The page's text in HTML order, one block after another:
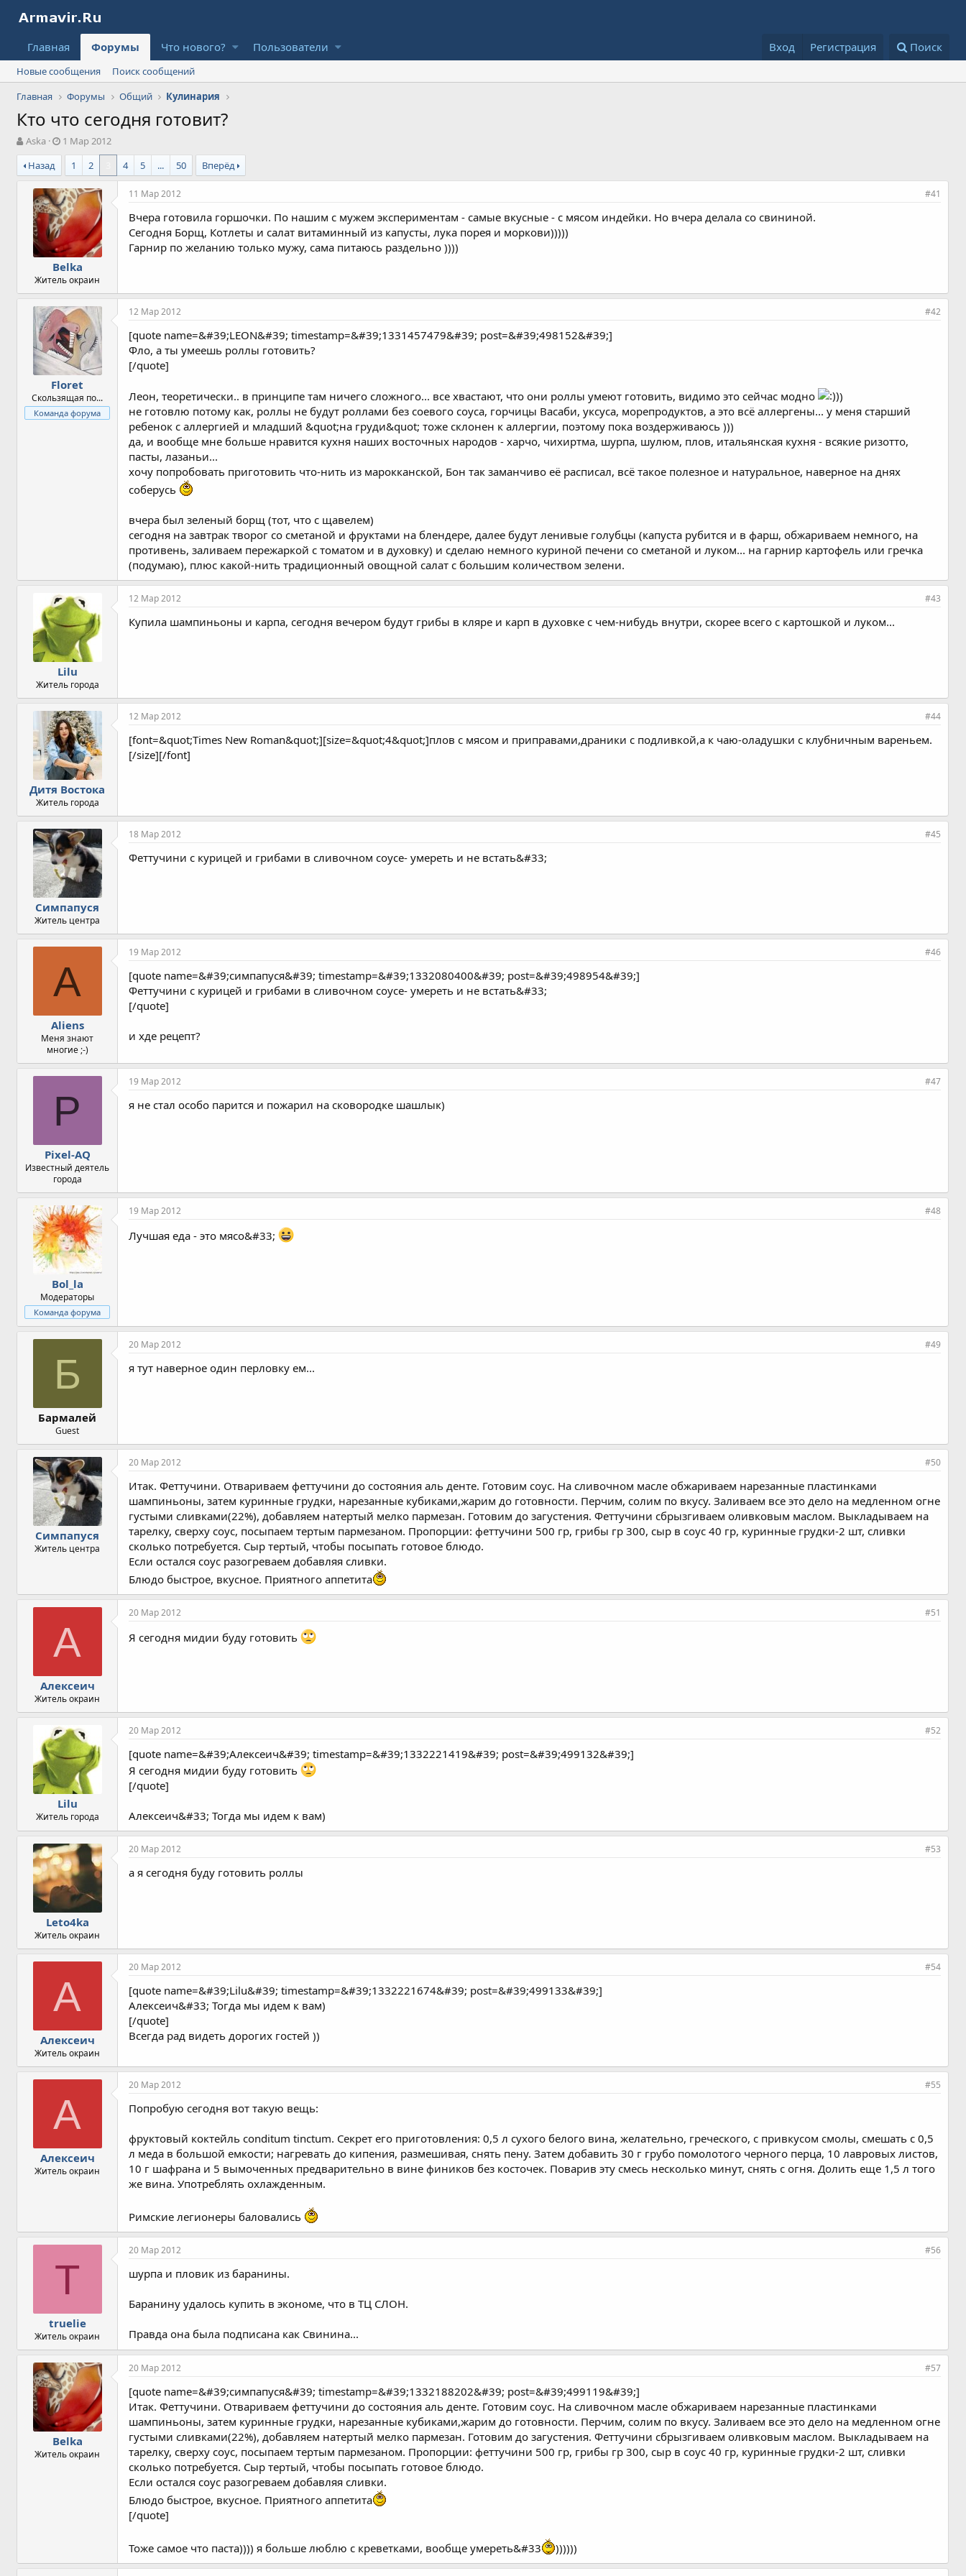
Главная Форумы Что нового? Пользователи Вход Регистрация Поиск
Новые сообщения
Поиск сообщений
Главная
Форумы Общий Кулинария
Кто что сегодня готовит?
А
в
т
о
Aska
Д
а
а
н
а
ч
а
л
а
1 Мар 2012
Назад
1 2 4 5 ... 50 Вперёд
Belka
Житель окраин
11 Мар 2012 #41
Вчера готовила горшочки. По нашим с мужем экспериментам - самые вкусные - с мясом индейки. Но вчера делала со свининой.
Сегодня Борщ, Котлеты и салат витаминный из капусты, лука порея и моркови)))))
Гарнир по желанию только мужу, сама питаюсь раздельно ))))
Floret
Скользящая по...
Команда форума
12 Мар 2012 #42
[quote name=&#39;LEON&#39; timestamp=&#39;1331457479&#39; post=&#39;498152&#39;]
Фло, а ты умеешь роллы готовить?
[/quote]
Леон, теоретически.. в принципе там ничего сложного... все хвастают, что они роллы умеют готовить, видимо это сейчас модно
)
не готовлю потому как, роллы не будут роллами без соевого соуса, горчицы Васаби, уксуса, морепродуктов, а это всё аллергены... у меня старший
ребенок с аллергией и младший &quot;на груди&quot; тоже склонен к аллергии, поэтому пока воздерживаюсь )))
да, и вообще мне больше нравится кухня наших восточных народов - харчо, чихиртма, шурпа, шулюм, плов, итальянская кухня - всякие ризотто,
пасты, лазаньи...
хочу попробовать приготовить что-нить из марокканской, Бон так заманчиво её расписал, всё такое полезное и натуральное, наверное на днях
соберусь
вчера был зеленый борщ (тот, что с щавелем)
сегодня на завтрак творог со сметаной и фруктами на блендере, далее будут ленивые голубцы (капуста рубится и в фарш, обжариваем немного, на
противень, заливаем пережаркой с томатом и в духовку) и сделаю немного куриной печени со сметаной и луком... на гарнир картофель или гречка
(подумаю), плюс какой-нить традиционный овощной салат с большим количеством зелени.
Lilu
Житель города
12 Мар 2012 #43
Купила шампиньоны и карпа, сегодня вечером будут грибы в кляре и карп в духовке с чем-нибудь внутри, скорее всего с картошкой и луком...
Дитя Востока
Житель города
12 Мар 2012 #44
[font=&quot;Times New Roman&quot;][size=&quot;4&quot;]плов с мясом и приправами,драники с подливкой,а к чаю-оладушки с клубничным вареньем.
[/size][/font]
Симпапуся
Житель центра
18 Мар 2012 #45
Феттучини с курицей и грибами в сливочном соусе- умереть и не встать&#33;
A
Aliens
Меня знают
многие ;-)
19 Мар 2012 #46
[quote name=&#39;симпапуся&#39; timestamp=&#39;1332080400&#39; post=&#39;498954&#39;]
Феттучини с курицей и грибами в сливочном соусе- умереть и не встать&#33;
[/quote]
и хде рецепт?
P
Pixel-AQ
Известный деятель
города
19 Мар 2012 #47
я не стал особо парится и пожарил на сковородке шашлык)
Bol_la
Модераторы
Команда форума
19 Мар 2012 #48
Лучшая еда - это мясо&#33;
Б
Бармалей
Guest
20 Мар 2012 #49
я тут наверное один перловку ем...
Симпапуся
Житель центра
20 Мар 2012 #50
Итак. Феттучини. Отвариваем феттучини до состояния аль денте. Готовим соус. На сливочном масле обжариваем нарезанные пластинками
шампиньоны, затем куринные грудки, нарезанные кубиками,жарим до готовности. Перчим, солим по вкусу. Заливаем все это дело на медленном огне
густыми сливками(22%), добавляем натертый мелко пармезан. Готовим до загустения. Феттучини сбрызгиваем оливковым маслом. Выкладываем на
тарелку, сверху соус, посыпаем тертым пармезаном. Пропорции: феттучини 500 гр, грибы гр 300, сыр в соус 40 гр, куринные грудки-2 шт, сливки
сколько потребуется. Сыр тертый, чтобы посыпать готовое блюдо.
Если остался соус разогреваем добавляя сливки.
Блюдо быстрое, вкусное. Приятного аппетита
А
Алексеич
Житель окраин
20 Мар 2012 #51
Я сегодня мидии буду готовить
Lilu
Житель города
20 Мар 2012 #52
[quote name=&#39;Алексеич&#39; timestamp=&#39;1332221419&#39; post=&#39;499132&#39;]
Я сегодня мидии буду готовить
[/quote]
Алексеич&#33; Тогда мы идем к вам)
Leto4ka
Житель окраин
20 Мар 2012 #53
а я сегодня буду готовить роллы
А
Алексеич
Житель окраин
20 Мар 2012 #54
[quote name=&#39;Lilu&#39; timestamp=&#39;1332221674&#39; post=&#39;499133&#39;]
Алексеич&#33; Тогда мы идем к вам)
[/quote]
Всегда рад видеть дорогих гостей ))
А
Алексеич
Житель окраин
20 Мар 2012 #55
Попробую сегодня вот такую вещь:
фруктовый коктейль conditum tinctum. Секрет его приготовления: 0,5 л сухого белого вина, желательно, греческого, с привкусом смолы, смешать с 0,5
л меда в большой емкости; нагревать до кипения, размешивая, снять пену. Затем добавить 30 г грубо помолотого черного перца, 10 лавровых листов,
10 г шафрана и 5 вымоченных предварительно в вине фиников без косточек. Поварив эту смесь несколько минут, снять с огня. Долить еще 1,5 л того
же вина. Употреблять охлажденным.
Римские легионеры баловались
T
truelie
Житель окраин
20 Мар 2012 #56
шурпа и пловик из баранины.
Баранину удалось купить в экономе, что в ТЦ СЛОН.
Правда она была подписана как Свинина...
Belka
Житель окраин
20 Мар 2012 #57
[quote name=&#39;симпапуся&#39; timestamp=&#39;1332188202&#39; post=&#39;499119&#39;]
Итак. Феттучини. Отвариваем феттучини до состояния аль денте. Готовим соус. На сливочном масле обжариваем нарезанные пластинками
шампиньоны, затем куринные грудки, нарезанные кубиками,жарим до готовности. Перчим, солим по вкусу. Заливаем все это дело на медленном огне
густыми сливками(22%), добавляем натертый мелко пармезан. Готовим до загустения. Феттучини сбрызгиваем оливковым маслом. Выкладываем на
тарелку, сверху соус, посыпаем тертым пармезаном. Пропорции: феттучини 500 гр, грибы гр 300, сыр в соус 40 гр, куринные грудки-2 шт, сливки
сколько потребуется. Сыр тертый, чтобы посыпать готовое блюдо.
Если остался соус разогреваем добавляя сливки.
Блюдо быстрое, вкусное. Приятного аппетита
[/quote]
Тоже самое что паста)))) я больше люблю с креветками, вообще умереть&#33 ))))))